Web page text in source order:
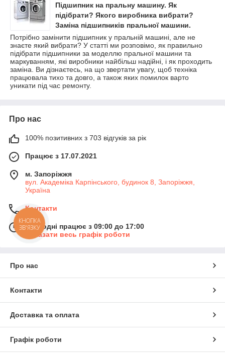
Підшипник на пральну машину. Як
підібрати? Якого виробника вибрати?
Заміна підшипників пральної машини.
Потрібно замінити підшипник у пральній машині, але не
знаєте який вибрати? У статті ми розповімо, як правильно
підібрати підшипники за моделлю пральної машини та
маркуванням, які виробники найбільш надійні, і як проходить
заміна. Ви дізнаєтесь, на що звертати увагу, щоб техніка
працювала тихо та довго, а також яких помилок варто
уникати під час ремонту.
Про нас
100% позитивних з 703 відгуків за рік
Працює з 17.07.2021
м. Запоріжжя
вул. Академіка Карпінського, будинок 8, Запоріжжя,
Україна
Контакти
Сьогодні працює з 09:00 до 17:00
Показати весь графік роботи
Про нас
Контакти
Доставка та оплата
Графік роботи
КНОПКА
ЗВ'ЯЗКУ